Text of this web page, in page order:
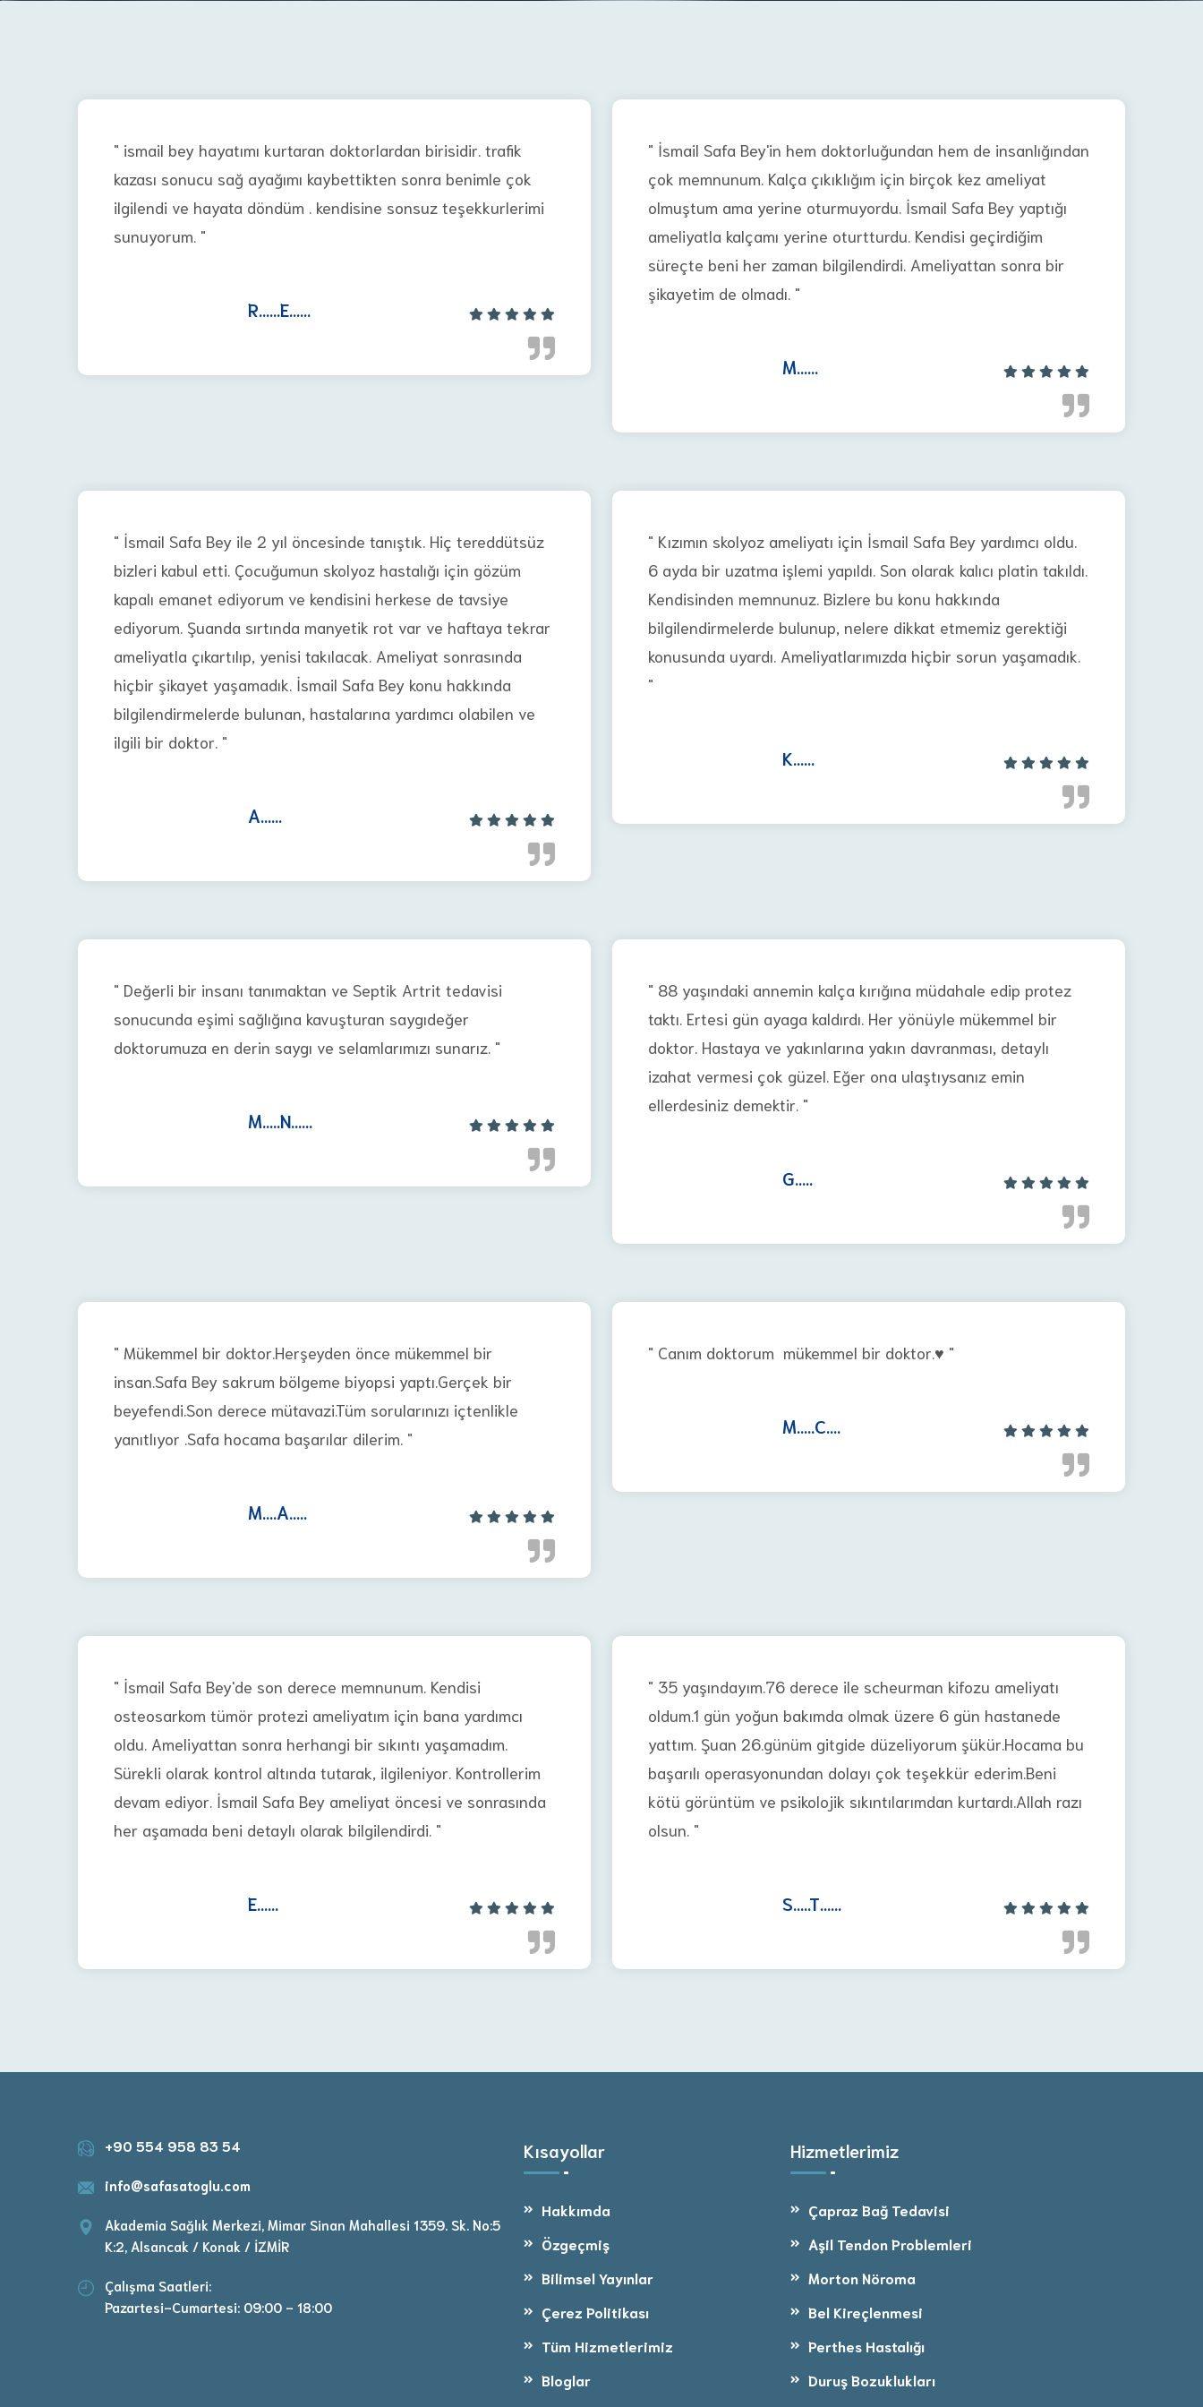
" ismail bey hayatımı kurtaran doktorlardan birisidir. trafik
kazası sonucu sağ ayağımı kaybettikten sonra benimle çok
ilgilendi ve hayata döndüm . kendisine sonsuz teşekkurlerimi
sunuyorum. "
R......E......
" İsmail Safa Bey'in hem doktorluğundan hem de insanlığından
çok memnunum. Kalça çıkıklığım için birçok kez ameliyat
olmuştum ama yerine oturmuyordu. İsmail Safa Bey yaptığı
ameliyatla kalçamı yerine oturtturdu. Kendisi geçirdiğim
süreçte beni her zaman bilgilendirdi. Ameliyattan sonra bir
şikayetim de olmadı. "
M......
" İsmail Safa Bey ile 2 yıl öncesinde tanıştık. Hiç tereddütsüz
bizleri kabul etti. Çocuğumun skolyoz hastalığı için gözüm
kapalı emanet ediyorum ve kendisini herkese de tavsiye
ediyorum. Şuanda sırtında manyetik rot var ve haftaya tekrar
ameliyatla çıkartılıp, yenisi takılacak. Ameliyat sonrasında
hiçbir şikayet yaşamadık. İsmail Safa Bey konu hakkında
bilgilendirmelerde bulunan, hastalarına yardımcı olabilen ve
ilgili bir doktor. "
A......
" Kızımın skolyoz ameliyatı için İsmail Safa Bey yardımcı oldu.
6 ayda bir uzatma işlemi yapıldı. Son olarak kalıcı platin takıldı.
Kendisinden memnunuz. Bizlere bu konu hakkında
bilgilendirmelerde bulunup, nelere dikkat etmemiz gerektiği
konusunda uyardı. Ameliyatlarımızda hiçbir sorun yaşamadık.
"
K......
" Değerli bir insanı tanımaktan ve Septik Artrit tedavisi
sonucunda eşimi sağlığına kavuşturan saygıdeğer
doktorumuza en derin saygı ve selamlarımızı sunarız. "
M.....N......
" 88 yaşındaki annemin kalça kırığına müdahale edip protez
taktı. Ertesi gün ayaga kaldırdı. Her yönüyle mükemmel bir
doktor. Hastaya ve yakınlarına yakın davranması, detaylı
izahat vermesi çok güzel. Eğer ona ulaştıysanız emin
ellerdesiniz demektir. "
G.....
" Mükemmel bir doktor.Herşeyden önce mükemmel bir
insan.Safa Bey sakrum bölgeme biyopsi yaptı.Gerçek bir
beyefendi.Son derece mütavazi.Tüm sorularınızı içtenlikle
yanıtlıyor .Safa hocama başarılar dilerim. "
M....A.....
" Canım doktorum mükemmel bir doktor.♥️ "
M.....C....
" İsmail Safa Bey'de son derece memnunum. Kendisi
osteosarkom tümör protezi ameliyatım için bana yardımcı
oldu. Ameliyattan sonra herhangi bir sıkıntı yaşamadım.
Sürekli olarak kontrol altında tutarak, ilgileniyor. Kontrollerim
devam ediyor. İsmail Safa Bey ameliyat öncesi ve sonrasında
her aşamada beni detaylı olarak bilgilendirdi. "
E......
" 35 yaşındayım.76 derece ile scheurman kifozu ameliyatı
oldum.1 gün yoğun bakımda olmak üzere 6 gün hastanede
yattım. Şuan 26.günüm gitgide düzeliyorum şükür.Hocama bu
başarılı operasyonundan dolayı çok teşekkür ederim.Beni
kötü görüntüm ve psikolojik sıkıntılarımdan kurtardı.Allah razı
olsun. "
S.....T......
+90 554 958 83 54
info@safasatoglu.com
Akademia Sağlık Merkezi, Mimar Sinan Mahallesi 1359. Sk. No:5
K:2, Alsancak / Konak / İZMİR
Çalışma Saatleri:
Pazartesi-Cumartesi: 09:00 - 18:00
Kısayollar
Hakkımda
Özgeçmiş
Bilimsel Yayınlar
Çerez Politikası
Tüm Hizmetlerimiz
Bloglar
Hizmetlerimiz
Çapraz Bağ Tedavisi
Aşil Tendon Problemleri
Morton Nöroma
Bel Kireçlenmesi
Perthes Hastalığı
Duruş Bozuklukları